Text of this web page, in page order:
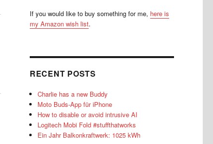
If you would like to buy something for me, here is
my Amazon wish list.
RECENT POSTS
Charlie has a new Buddy
Moto Buds-App für iPhone
How to disable or avoid intrusive AI
Logitech Mobi Fold #stuffthatworks
Ein Jahr Balkonkraftwerk: 1025 kWh